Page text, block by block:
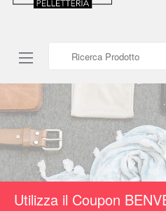
Utilizza il Coupon